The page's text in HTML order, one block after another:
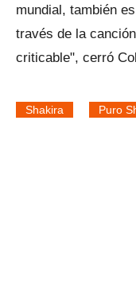
mundial, también
través de la
criticable", cerró
Shakira Puro